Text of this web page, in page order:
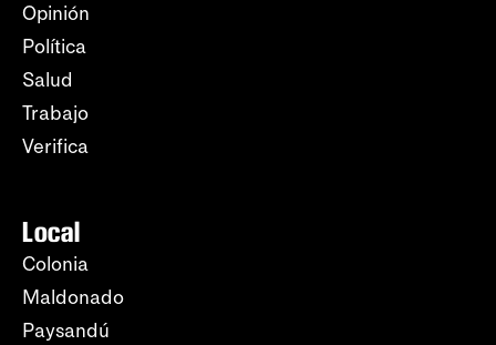
Opinión
Política
Salud
Trabajo
Verifica
Local
Colonia
Maldonado
Paysandú